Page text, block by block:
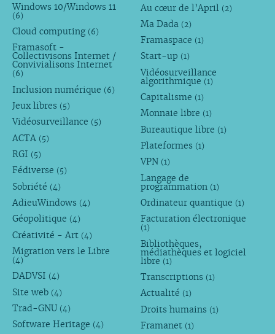
Windows 10/Windows 11
(6)
Cloud computing (6)
Framasoft -
Collectivisons Internet /
Convivialisons Internet
(6)
Inclusion numérique (6)
Jeux libres (5)
Vidéosurveillance (5)
ACTA (5)
RGI (5)
Fédiverse (5)
Sobriété (4)
AdieuWindows (4)
Géopolitique (4)
Créativité - Art (4)
Migration vers le Libre
(4)
DADVSI (4)
Site web (4)
Trad-GNU (4)
Software Heritage (4)
Au cœur de l’April (2)
Ma Dada (2)
Framaspace (1)
Start-up (1)
Vidéosurveillance
algorithmique (1)
Capitalisme (1)
Monnaie libre (1)
Bureautique libre (1)
Plateformes (1)
VPN (1)
Langage de
programmation (1)
Ordinateur quantique (1)
Facturation électronique
(1)
Bibliothèques,
médiathèques et logiciel
libre (1)
Transcriptions (1)
Actualité (1)
Droits humains (1)
Framanet (1)